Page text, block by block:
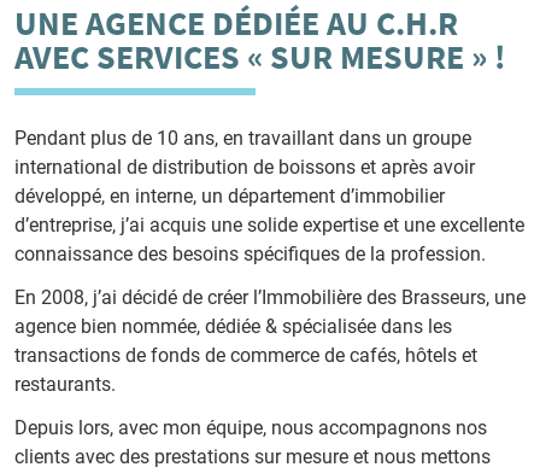
UNE AGENCE DÉDIÉE AU C.H.R
AVEC SERVICES « SUR MESURE » !
Pendant plus de 10 ans, en travaillant dans un groupe
international de distribution de boissons et après avoir
développé, en interne, un département d’immobilier
d’entreprise, j’ai acquis une solide expertise et une excellente
connaissance des besoins spécifiques de la profession.
En 2008, j’ai décidé de créer l’Immobilière des Brasseurs, une
agence bien nommée, dédiée & spécialisée dans les
transactions de fonds de commerce de cafés, hôtels et
restaurants.
Depuis lors, avec mon équipe, nous accompagnons nos
clients avec des prestations sur mesure et nous mettons